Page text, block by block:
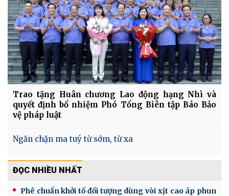
Trao tặng Huân chương Lao động hạng Nhì và
quyết định bổ nhiệm Phó Tổng Biên tập Báo Bảo
vệ pháp luật
Ngăn chặn ma tuý từ sớm, từ xa
ĐỌC NHIỀU NHẤT
Phê chuẩn khởi tố đối tượng dùng vòi xịt cao áp phun